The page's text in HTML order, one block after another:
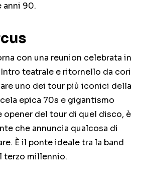
anni 90.
con una reunion celebrata in
teatrale e ritornello da cori
uno dei tour più iconici della
epica 70s e gigantismo
opener del tour di quel disco, è
che annuncia qualcosa di
È il ponte ideale tra la band
terzo millennio.